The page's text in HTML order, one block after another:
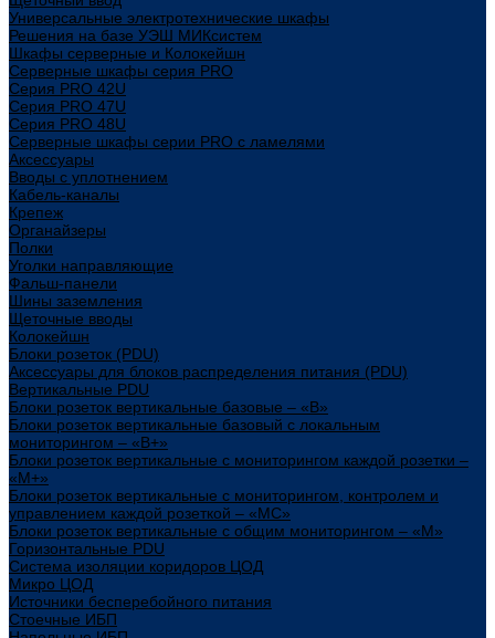
Универсальные электротехнические шкафы
Решения на базе УЭШ МИКсистем
Шкафы серверные и Колокейшн
Серверные шкафы серия PRO
Серия PRO 42U
Серия PRO 47U
Серия PRO 48U
Серверные шкафы серии PRO с ламелями
Аксессуары
Вводы с уплотнением
Кабель-каналы
Крепеж
Органайзеры
Полки
Уголки направляющие
Фальш-панели
Шины заземления
Щеточные вводы
Колокейшн
Блоки розеток (PDU)
Аксессуары для блоков распределения питания (PDU)
Вертикальные PDU
Блоки розеток вертикальные базовые – «В»
Блоки розеток вертикальные базовый с локальным
мониторингом – «В+»
Блоки розеток вертикальные с мониторингом каждой розетки –
«М+»
Блоки розеток вертикальные с мониторингом, контролем и
управлением каждой розеткой – «МС»
Блоки розеток вертикальные с общим мониторингом – «М»
Горизонтальные PDU
Система изоляции коридоров ЦОД
Микро ЦОД
Источники бесперебойного питания
Стоечные ИБП